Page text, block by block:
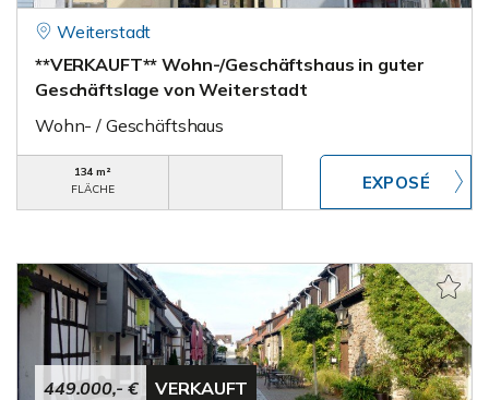
Weiterstadt
**VERKAUFT** Wohn-/Geschäftshaus in guter
Geschäftslage von Weiterstadt
Wohn- / Geschäftshaus
134 m²
FLÄCHE
449.000,- € VERKAUFT